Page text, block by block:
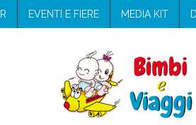
EVENTI E FIERE MEDIA KIT